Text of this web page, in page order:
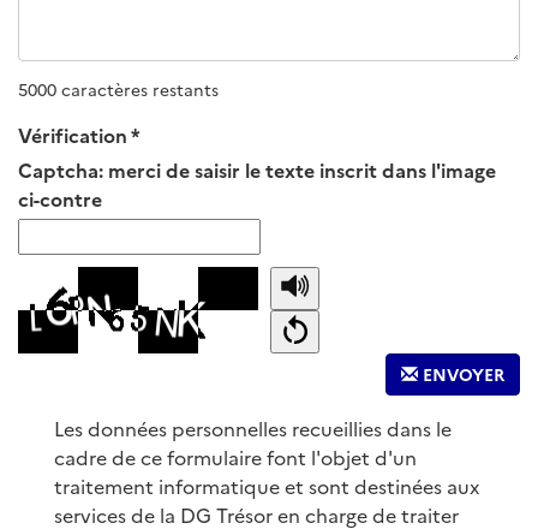
5000 caractères restants
Vérification
Captcha: merci de saisir le texte inscrit dans l'image
ci-contre
ENVOYER
Les données personnelles recueillies dans le
cadre de ce formulaire font l'objet d'un
traitement informatique et sont destinées aux
services de la DG Trésor en charge de traiter